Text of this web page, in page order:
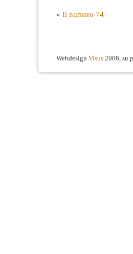
« Il numero 74
Webdesign Visus 2006, su